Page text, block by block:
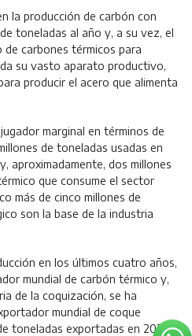
la producción de carbón con
toneladas al año y, a su vez, el
carbones térmicos para
su vasto aparato productivo,
producir el acero que alimenta
marginal en términos de
de toneladas usadas en
aproximadamente, dos millones
que consume el sector
más de cinco millones de
son la base de la industria
en los últimos cuatro años,
mundial de carbón térmico y,
de la coquización, se ha
mundial de coque
toneladas exportadas en 2020 y